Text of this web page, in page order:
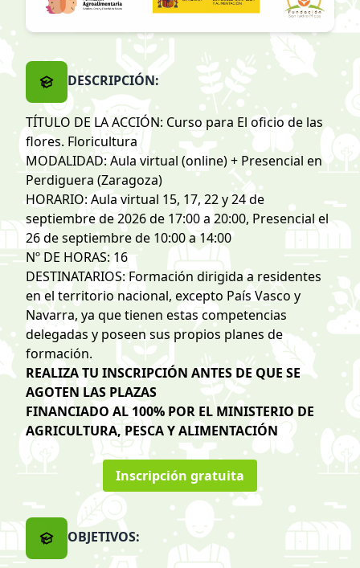
DESCRIPCIÓN:
TÍTULO DE LA ACCIÓN: Curso para El oficio de las
flores. Floricultura
MODALIDAD: Aula virtual (online) + Presencial en
Perdiguera (Zaragoza)
HORARIO: Aula virtual 15, 17, 22 y 24 de
septiembre de 2026 de 17:00 a 20:00, Presencial el
26 de septiembre de 10:00 a 14:00
Nº DE HORAS: 16
DESTINATARIOS: Formación dirigida a residentes
en el territorio nacional, excepto País Vasco y
Navarra, ya que tienen estas competencias
delegadas y poseen sus propios planes de
formación.
REALIZA TU INSCRIPCIÓN ANTES DE QUE SE
AGOTEN LAS PLAZAS
FINANCIADO AL 100% POR EL MINISTERIO DE
AGRICULTURA, PESCA Y ALIMENTACIÓN
Inscripción gratuita
OBJETIVOS: